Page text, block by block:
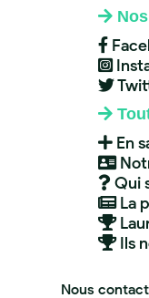
Nos
En
Qui
La
Ils
Nous